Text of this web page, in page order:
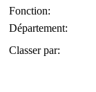
Fonction:
Département:
Classer par: